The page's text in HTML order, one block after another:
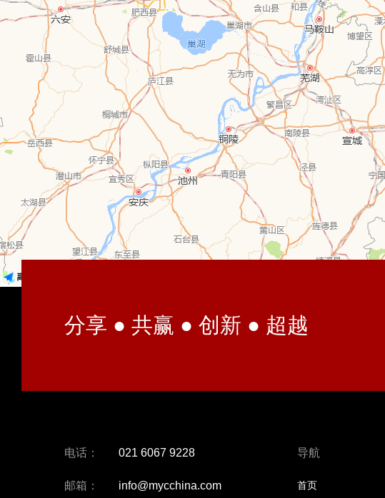
分享 ● 共赢 ● 创新 ● 超越
电话： 021 6067 9228
邮箱： info@mycchina.com
导航
首页